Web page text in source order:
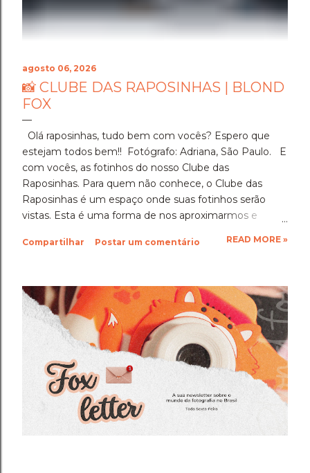
agosto 06, 2026
📸 CLUBE DAS RAPOSINHAS | BLOND
FOX
Olá raposinhas, tudo bem com vocês? Espero que
estejam todos bem!! Fotógrafo: Adriana, São Paulo. E
com vocês, as fotinhos do nosso Clube das
Raposinhas. Para quem não conhece, o Clube das
Raposinhas é um espaço onde suas fotinhos serão
vistas. Esta é uma forma de nos aproximarmos e
basta enviar suas fotinhos para o nosso e-mail
onde você é, e se preferir, contar um pouquinho sobre
suas fotinhos. Fique a vontade! Ficarei muito feliz de
recebê-las. Eu espero as suas obras de arte, ein?!
Beijos da raposa e até a próxima!!
Compartilhar Postar um comentário READ MORE »